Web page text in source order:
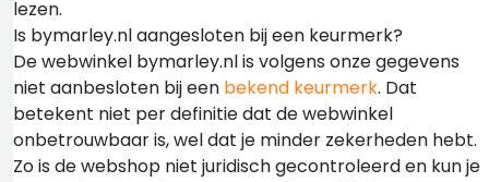
lezen.
Is bymarley.nl aangesloten bij een keurmerk?
De webwinkel bymarley.nl is volgens onze gegevens
niet aanbesloten bij een bekend keurmerk. Dat
betekent niet per definitie dat de webwinkel
onbetrouwbaar is, wel dat je minder zekerheden hebt.
Zo is de webshop niet juridisch gecontroleerd en kun je